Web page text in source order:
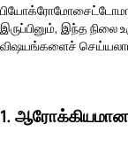
இருப்பினும், இந்த நிலை
விஷயங்களைச்
1.